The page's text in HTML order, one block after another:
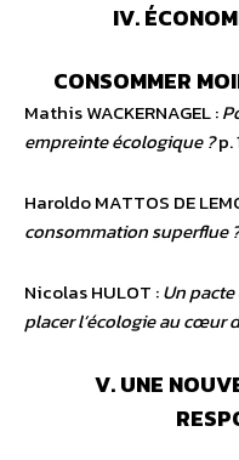
IV.
CONSOMMER
Mathis WACKERNAGEL :
empreinte écologique ?p.
Haroldo MATTOS DE
consommation superflue ?
Nicolas HULOT :Un
placer l’écologie au cœur
V. UNE